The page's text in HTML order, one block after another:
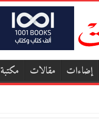
إضاءات مقالات